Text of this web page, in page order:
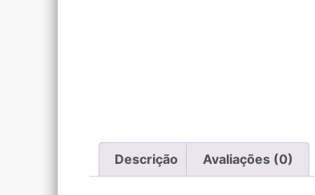
Descrição Avaliações (0)